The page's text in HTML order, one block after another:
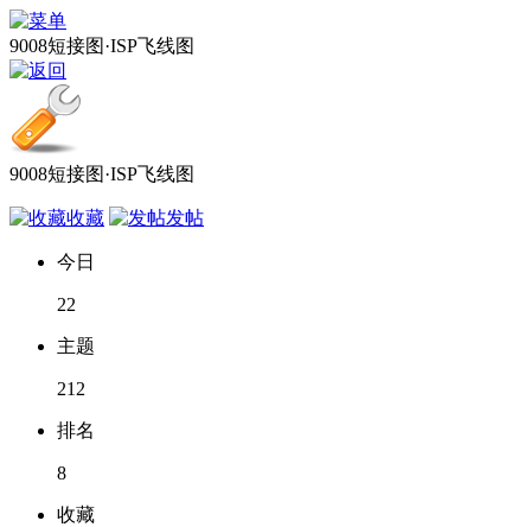
9008短接图·ISP飞线图
9008短接图·ISP飞线图
收藏 发帖
今日
22
主题
212
排名
8
收藏